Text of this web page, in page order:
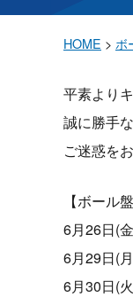
HOME > ボ
平素より
誠に勝手
ご迷惑を
【ボール
6月26日(
6月29日(
6月30日(